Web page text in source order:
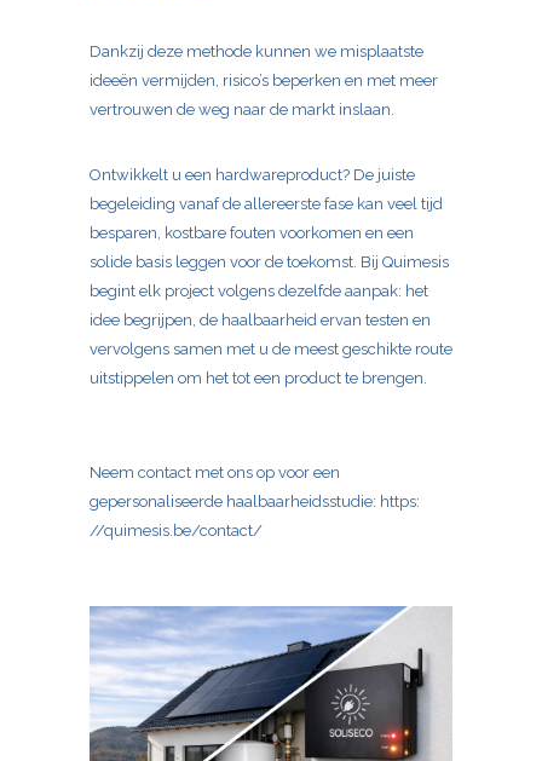
Dankzij deze methode kunnen we misplaatste
ideeën vermijden, risico’s beperken en met meer
vertrouwen de weg naar de markt inslaan.
Ontwikkelt u een hardwareproduct? De juiste
begeleiding vanaf de allereerste fase kan veel tijd
besparen, kostbare fouten voorkomen en een
solide basis leggen voor de toekomst. Bij Quimesis
begint elk project volgens dezelfde aanpak: het
idee begrijpen, de haalbaarheid ervan testen en
vervolgens samen met u de meest geschikte route
uitstippelen om het tot een product te brengen.
Neem contact met ons op voor een
gepersonaliseerde haalbaarheidsstudie: https:
//quimesis.be/contact/